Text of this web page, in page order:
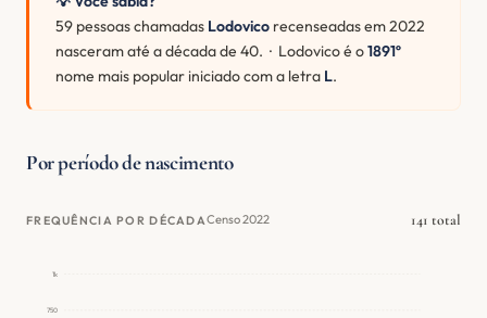
59 pessoas chamadas Lodovico recenseadas em 2022
nasceram até a década de 40. · Lodovico é o1891º
nome mais popular iniciado com a letra L.
Por período de nascimento
FREQUÊNCIA POR DÉCADACenso 2022 141 total
750
1k